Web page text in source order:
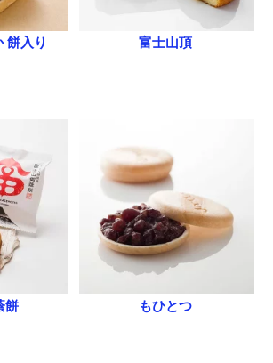
餅入り 富士山頂
餅 もひとつ